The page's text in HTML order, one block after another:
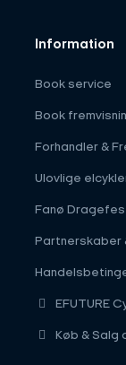
Information
Book service
Book
Forhandler &
Ulovlige
Fanø
Partnerskaber
EFUTURE
Køb & Salg